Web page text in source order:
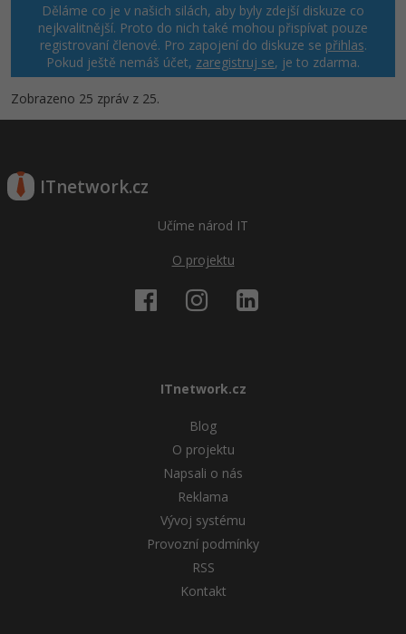
Děláme co je v našich silách, aby byly zdejší diskuze co
nejkvalitnější. Proto do nich také mohou přispívat pouze
registrovaní členové. Pro zapojení do diskuze se přihlas.
Pokud ještě nemáš účet, zaregistruj se, je to zdarma.
Zobrazeno 25 zpráv z 25.
ITnetwork.cz
Učíme národ IT
O projektu
ITnetwork.cz
Blog
O projektu
Napsali o nás
Reklama
Vývoj systému
Provozní podmínky
RSS
Kontakt